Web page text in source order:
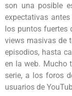
son una posible
expectativas
los puntos fuertes
views masivas de
episodios, hasta
en la web. Mucho
serie, a los foros
usuarios de